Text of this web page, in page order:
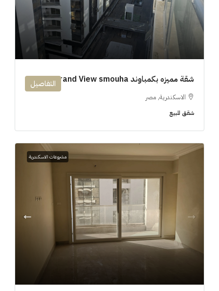
شقة مميزه بكمباوند 194m Grand View smouha
الاسكندرية, مصر
شقق للبيع
التفاصيل
مشروعات الاسكندرية